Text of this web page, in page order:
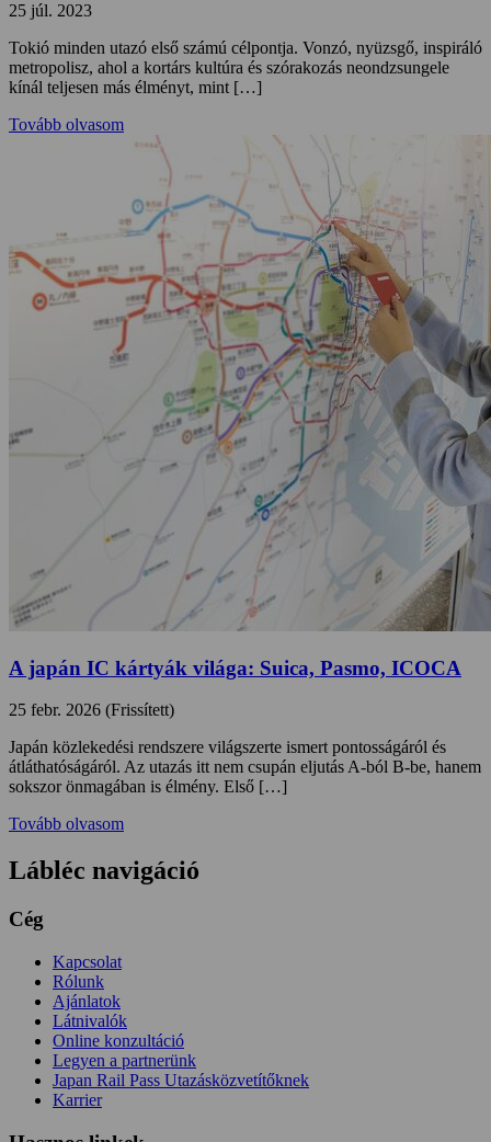
25 júl. 2023
Tokió minden utazó első számú célpontja. Vonzó, nyüzsgő, inspiráló
metropolisz, ahol a kortárs kultúra és szórakozás neondzsungele
kínál teljesen más élményt, mint […]
Tovább olvasom
A japán IC kártyák világa: Suica, Pasmo, ICOCA
25 febr. 2026 (Frissített)
Japán közlekedési rendszere világszerte ismert pontosságáról és
átláthatóságáról. Az utazás itt nem csupán eljutás A-ból B-be, hanem
sokszor önmagában is élmény. Első […]
Tovább olvasom
Lábléc navigáció
Cég
Kapcsolat
Rólunk
Ajánlatok
Látnivalók
Online konzultáció
Legyen a partnerünk
Japan Rail Pass Utazásközvetítőknek
Karrier